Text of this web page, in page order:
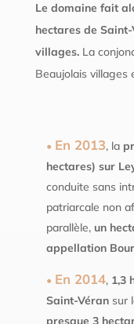
Le domaine fait
hectares de
villages.La
Beaujolais villages
En 2013, la
hectares) sur
conduite sans
patriarcale non
parallèle, un
appellation
En 2014, 1,3
Saint-Véransur
presque 3